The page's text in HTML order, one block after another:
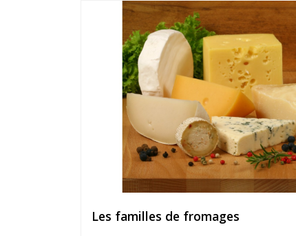
Les familles de fromages